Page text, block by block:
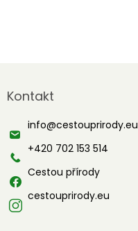
p
t
Kontakt
info@cestouprirody.eu
+420 702 153 514
Cestou přírody
cestouprirody.eu